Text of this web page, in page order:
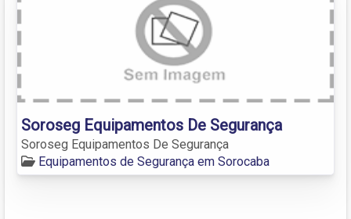
Soroseg Equipamentos De Segurança
Soroseg Equipamentos De Segurança
Equipamentos de Segurança em Sorocaba